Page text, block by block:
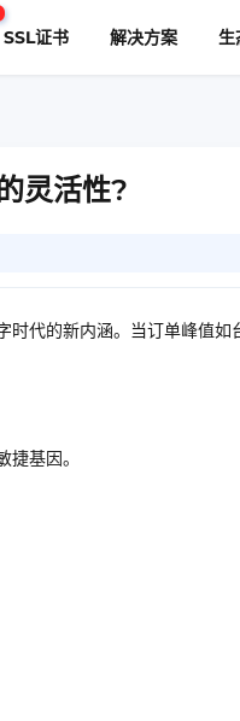
SSL证书 解决方案 生
灵活性?
代的新内涵。当订单峰值
基因。